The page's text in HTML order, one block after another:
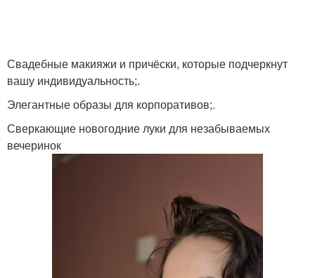
Свадебные макияжи и причёски, которые подчеркнут
вашу индивидуальность;.
Элегантные образы для корпоративов;.
Сверкающие новогодние луки для незабываемых
вечеринок